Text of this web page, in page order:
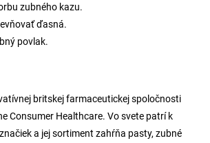
zubného kazu.
ďasná.
povlak.
britskej farmaceutickej spoločnosti
Consumer Healthcare. Vo svete patrí k
a jej sortiment zahŕňa pasty, zubné